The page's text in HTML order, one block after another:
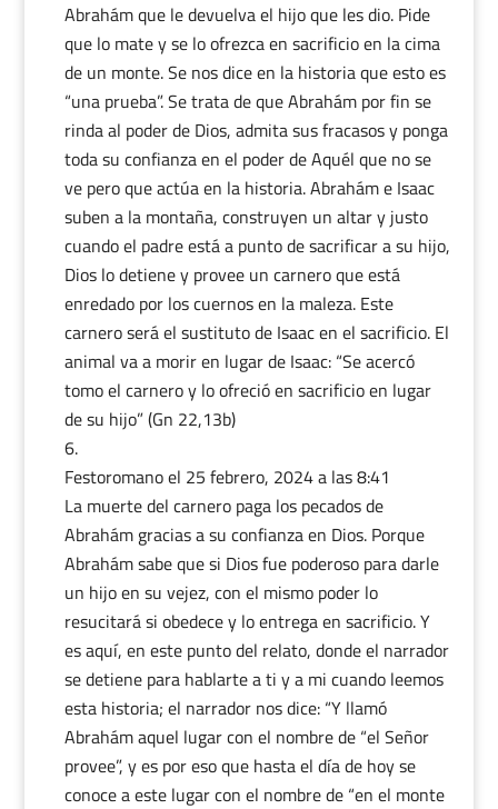
Abrahám que le devuelva el hijo que les dio. Pide
que lo mate y se lo ofrezca en sacrificio en la cima
de un monte. Se nos dice en la historia que esto es
“una prueba”. Se trata de que Abrahám por fin se
rinda al poder de Dios, admita sus fracasos y ponga
toda su confianza en el poder de Aquél que no se
ve pero que actúa en la historia. Abrahám e Isaac
suben a la montaña, construyen un altar y justo
cuando el padre está a punto de sacrificar a su hijo,
Dios lo detiene y provee un carnero que está
enredado por los cuernos en la maleza. Este
carnero será el sustituto de Isaac en el sacrificio. El
animal va a morir en lugar de Isaac: “Se acercó
tomo el carnero y lo ofreció en sacrificio en lugar
de su hijo” (Gn 22,13b)
Festoromanoel 25 febrero, 2024 a las 8:41
La muerte del carnero paga los pecados de
Abrahám gracias a su confianza en Dios. Porque
Abrahám sabe que si Dios fue poderoso para darle
un hijo en su vejez, con el mismo poder lo
resucitará si obedece y lo entrega en sacrificio. Y
es aquí, en este punto del relato, donde el narrador
se detiene para hablarte a ti y a mi cuando leemos
esta historia; el narrador nos dice: “Y llamó
Abrahám aquel lugar con el nombre de “el Señor
provee”, y es por eso que hasta el día de hoy se
conoce a este lugar con el nombre de “en el monte